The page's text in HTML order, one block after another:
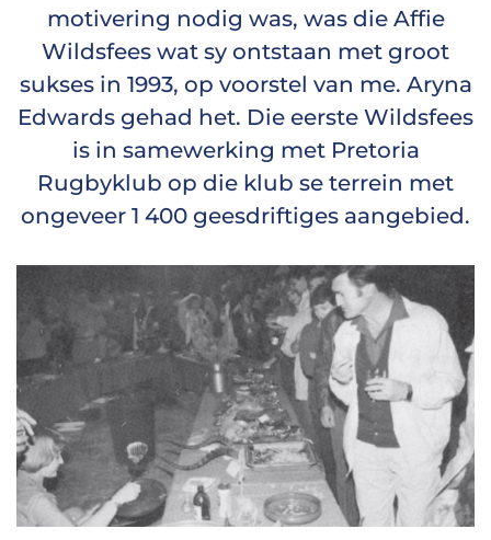
motivering nodig was, was die Affie
Wildsfees wat sy ontstaan met groot
sukses in 1993, op voorstel van me. Aryna
Edwards gehad het. Die eerste Wildsfees
is in samewerking met Pretoria
Rugbyklub op die klub se terrein met
ongeveer 1 400 geesdriftiges aangebied.